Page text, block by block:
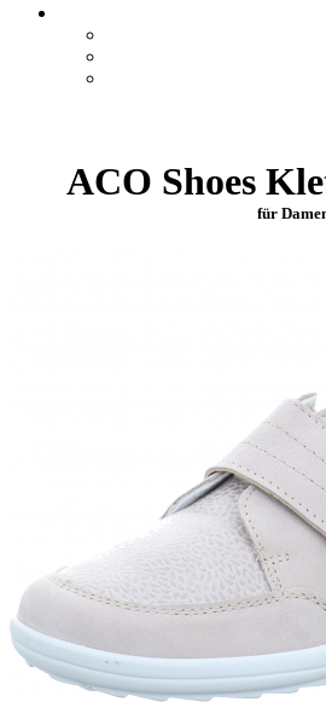
ACO Shoes
für